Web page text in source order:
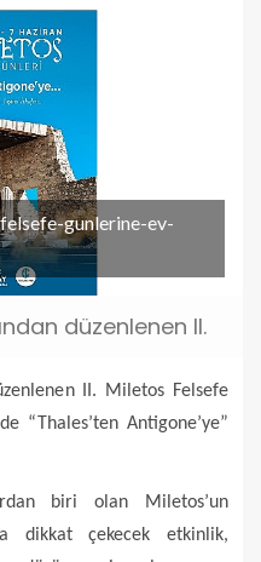
gunlerine-ev-
düzenlenen II.
II. Miletos Felsefe
“Thales’ten Antigone’ye”
biri olan Miletos’un
dikkat çekecek etkinlik,